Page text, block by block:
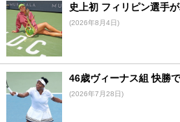
史上初 フィリピン選手
(2026年8月4日)
46歳ヴィーナス組 快勝
(2026年7月28日)